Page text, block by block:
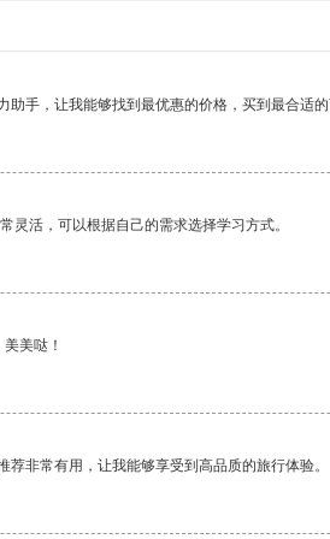
助手，让我能够找到最优惠的价格，买到最合适
灵活，可以根据自己的需求选择学习方式。
美哒！
荐非常有用，让我能够享受到高品质的旅行体验。